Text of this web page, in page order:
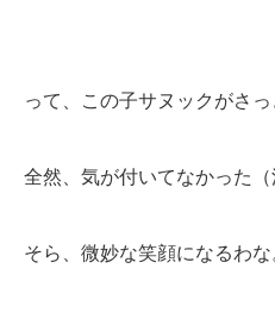
って、この子サヌックがさっ
全然、気が付いてなかった（
そら、微妙な笑顔になるわな